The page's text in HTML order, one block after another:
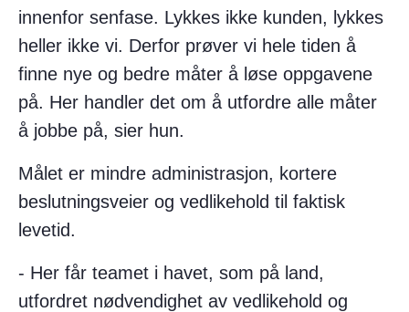
innenfor senfase. Lykkes ikke kunden, lykkes
heller ikke vi. Derfor prøver vi hele tiden å
finne nye og bedre måter å løse oppgavene
på. Her handler det om å utfordre alle måter
å jobbe på, sier hun.
Målet er mindre administrasjon, kortere
beslutningsveier og vedlikehold til faktisk
levetid.
- Her får teamet i havet, som på land,
utfordret nødvendighet av vedlikehold og